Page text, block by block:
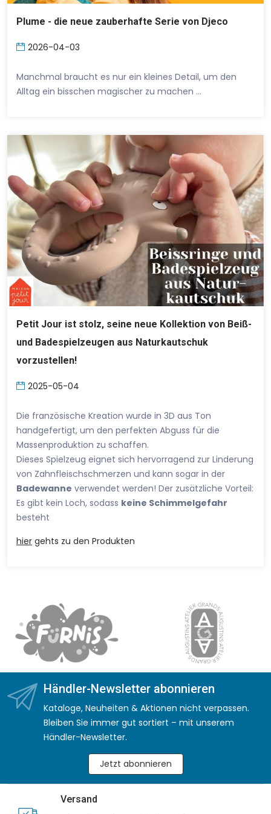
Plume - die neue zauberhafte Serie von Djeco
2026-04-03
Manchmal braucht es nur ein kleines Detail, um den
Alltag ein bisschen magischer zu machen …
Petit Jour ist stolz, seine neue Kollektion von Beiß-
und Badespielzeugen aus Naturkautschuk
vorzustellen!
2025-05-04
Die französische Kreation wurde in 3D aus Ton
handgefertigt, um den perfekten Abguss für die
Massenproduktion zu schaffen.
Dieses Spielzeug eignet sich hervorragend zur Linderung
von Zahnfleischschmerzen und kann sogar in der
Badewanne verwendet werden! Der zusätzliche Vorteil:
Es gibt kein Loch, sodass keine Schimmelgefahr
besteht
hier gehts zu den Produkten
Händler-Newsletter abonnieren
Kataloge, Neuheiten & Aktionen nicht verpassen.
Bleiben Sie immer gut sortiert – mit unserem
Händler-Newsletter.
Jetzt abonnieren
Versand